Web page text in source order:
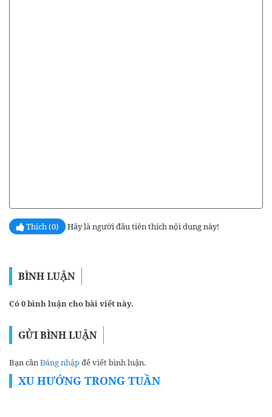
Thích (0) Hãy là người đầu tiên thích nội dung này!
BÌNH LUẬN
Có 0 bình luận cho bài viết này.
GỬI BÌNH LUẬN
Bạn cầnĐăng nhậpđể viết bình luận.
XU HƯỚNG TRONG TUẦN